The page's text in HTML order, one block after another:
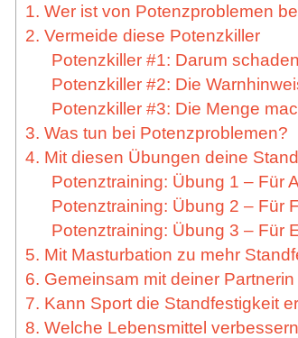
1. Wer ist von Potenzproblemen
2. Vermeide diese Potenzkiller
Potenzkiller #1: Darum
Potenzkiller #2: Die
Potenzkiller #3: Die Menge
3. Was tun bei Potenzproblemen?
4. Mit diesen Übungen deine
Potenztraining: Übung 1 – Für
Potenztraining: Übung 2 – Für
Potenztraining: Übung 3 – Für
5. Mit Masturbation zu mehr
6. Gemeinsam mit deiner
7. Kann Sport die Standfestigkeit
8. Welche Lebensmittel